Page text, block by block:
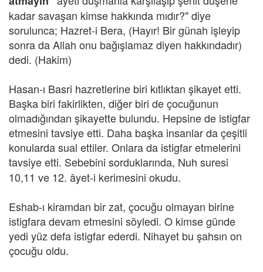
kadar savaşan kimse hakkında mıdır?" diye
sorulunca; Hazret-i Bera, (Hayır! Bir günah işleyip
sonra da Allah onu bağışlamaz diyen hakkındadır)
dedi. (Hakim)
Hasan-ı Basri hazretlerine biri kıtlıktan şikayet etti.
Başka biri fakirlikten, diğer biri de çocuğunun
olmadığından şikayette bulundu. Hepsine de istigfar
etmesini tavsiye etti. Daha başka insanlar da çeşitli
konularda sual ettiler. Onlara da istigfar etmelerini
tavsiye etti. Sebebini sorduklarında, Nuh suresi
10,11 ve 12. âyet-i kerimesini okudu.
Eshab-ı kiramdan bir zat, çocuğu olmayan birine
istigfara devam etmesini söyledi. O kimse günde
yedi yüz defa istigfar ederdi. Nihayet bu şahsın on
çocuğu oldu.